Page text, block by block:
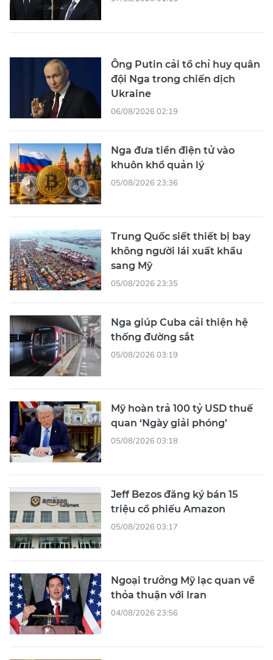
Ông Putin cải tổ chỉ huy quân
đội Nga trong chiến dịch
Ukraine
06/08/2026 02:19
Nga đưa tiền điện tử vào
khuôn khổ quản lý
05/08/2026 23:36
Trung Quốc siết thiết bị bay
không người lái xuất khẩu
sang Mỹ
05/08/2026 23:35
Nga giúp Cuba cải thiện hệ
thống đường sắt
05/08/2026 03:19
Mỹ hoàn trả 100 tỷ USD thuế
quan ‘Ngày giải phóng’
05/08/2026 03:18
Jeff Bezos đăng ký bán 15
triệu cổ phiếu Amazon
05/08/2026 03:17
Ngoại trưởng Mỹ lạc quan về
thỏa thuận với Iran
04/08/2026 23:56